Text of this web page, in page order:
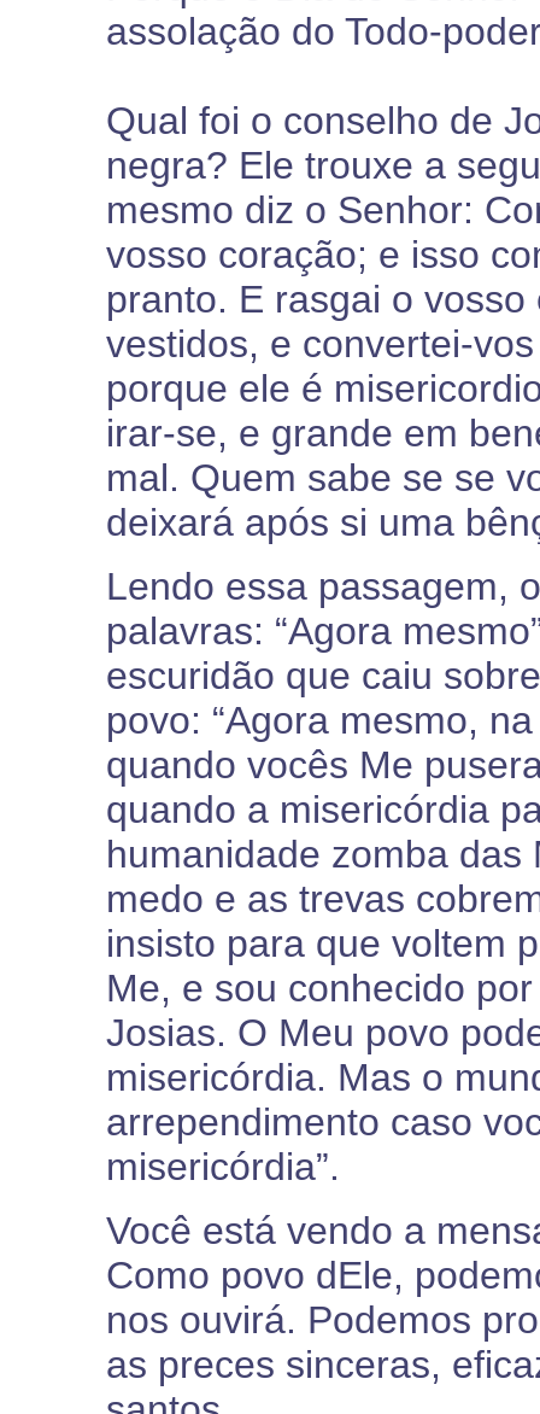
assolação do Todo-
Qual foi o conselho de
negra? Ele trouxe a
mesmo diz o Senhor:
vosso coração; e isso
pranto. E rasgai o
vestidos, e convertei-
porque ele é
irar-se, e grande em
mal. Quem sabe se se
deixará após si uma
Lendo essa passagem,
palavras: “Agora
escuridão que caiu
povo: “Agora mesmo,
quando vocês Me
quando a misericórdia
humanidade zomba
medo e as trevas
insisto para que voltem
Me, e sou conhecido
Josias. O Meu povo
misericórdia. Mas o
arrependimento caso
misericórdia”.
Você está vendo a
Como povo dEle,
nos ouvirá. Podemos
as preces sinceras,